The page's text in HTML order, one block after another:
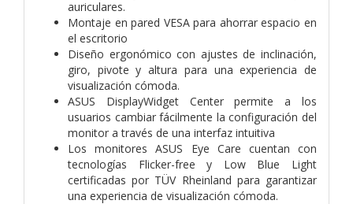
auriculares.
Montaje en pared VESA para ahorrar espacio en
el escritorio
Diseño ergonómico con ajustes de inclinación,
giro, pivote y altura para una experiencia de
visualización cómoda.
ASUS DisplayWidget Center permite a los
usuarios cambiar fácilmente la configuración del
monitor a través de una interfaz intuitiva
Los monitores ASUS Eye Care cuentan con
tecnologías Flicker-free y Low Blue Light
certificadas por TÜV Rheinland para garantizar
una experiencia de visualización cómoda.